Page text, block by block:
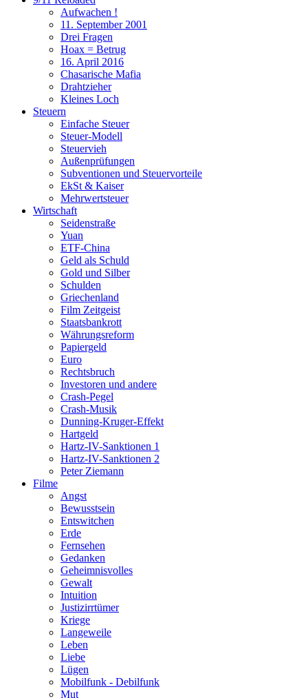
Aufwachen !
11. September 2001
Drei Fragen
Hoax = Betrug
16. April 2016
Chasarische Mafia
Drahtzieher
Kleines Loch
Steuern
Einfache Steuer
Steuer-Modell
Steuervieh
Außenprüfungen
Subventionen und Steuervorteile
EkSt & Kaiser
Mehrwertsteuer
Wirtschaft
Seidenstraße
Yuan
ETF-China
Geld als Schuld
Gold und Silber
Schulden
Griechenland
Film Zeitgeist
Staatsbankrott
Währungsreform
Papiergeld
Euro
Rechtsbruch
Investoren und andere
Crash-Pegel
Crash-Musik
Dunning-Kruger-Effekt
Hartgeld
Hartz-IV-Sanktionen 1
Hartz-IV-Sanktionen 2
Peter Ziemann
Filme
Angst
Bewusstsein
Entswitchen
Erde
Fernsehen
Gedanken
Geheimnisvolles
Gewalt
Intuition
Justizirrtümer
Kriege
Langeweile
Leben
Liebe
Lügen
Mobilfunk - Debilfunk
Mut